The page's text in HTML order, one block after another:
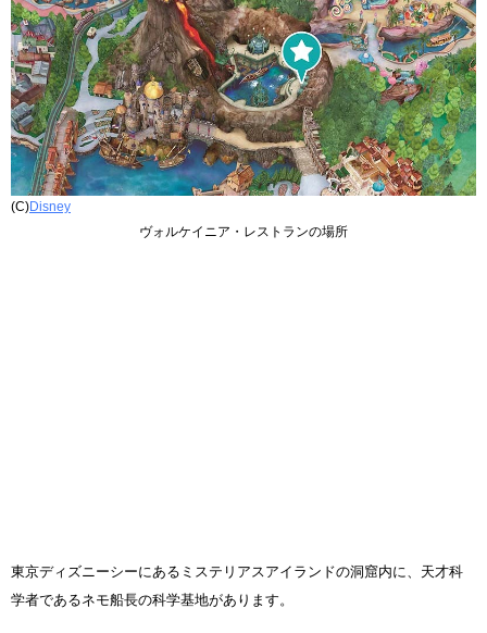
(C)Disney
ヴォルケイニア・レストランの場所
東京ディズニーシーにあるミステリアスアイランドの洞窟内に、天才科
学者であるネモ船長の科学基地があります。